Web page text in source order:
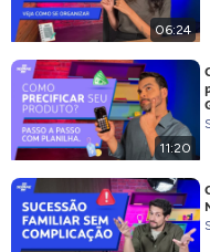
06:24
11:20